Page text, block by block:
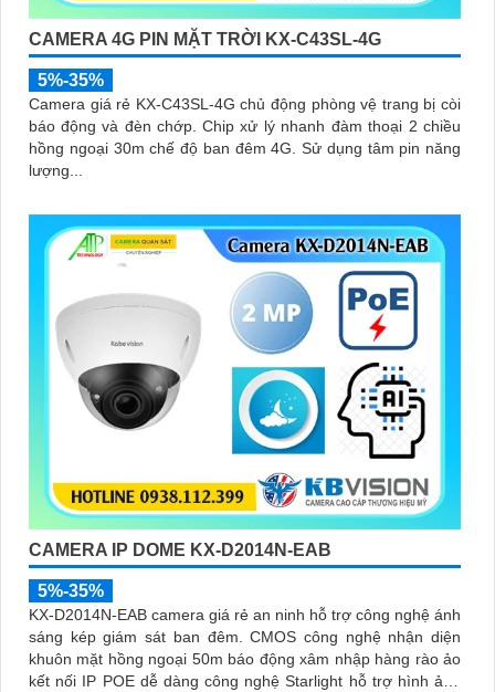
CAMERA 4G PIN MẶT TRỜI KX-C43SL-4G
5%-35%
Camera giá rẻ KX-C43SL-4G chủ động phòng vệ trang bị còi
báo động và đèn chớp. Chip xử lý nhanh đàm thoại 2 chiều
hồng ngoại 30m chế độ ban đêm 4G. Sử dụng tâm pin năng
lượng...
CAMERA IP DOME KX-D2014N-EAB
5%-35%
KX-D2014N-EAB camera giá rẻ an ninh hỗ trợ công nghệ ánh
sáng kép giám sát ban đêm. CMOS công nghệ nhận diện
khuôn mặt hồng ngoại 50m báo động xâm nhập hàng rào ảo
kết nối IP POE dễ dàng công nghệ Starlight hỗ trợ hình ảnh